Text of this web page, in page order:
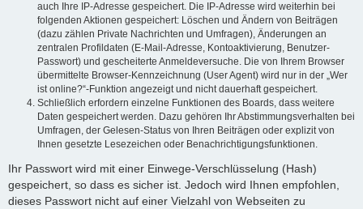
auch Ihre IP-Adresse gespeichert. Die IP-Adresse wird weiterhin bei
folgenden Aktionen gespeichert: Löschen und Ändern von Beiträgen
(dazu zählen Private Nachrichten und Umfragen), Änderungen an
zentralen Profildaten (E-Mail-Adresse, Kontoaktivierung, Benutzer-
Passwort) und gescheiterte Anmeldeversuche. Die von Ihrem Browser
übermittelte Browser-Kennzeichnung (User Agent) wird nur in der „Wer
ist online?“-Funktion angezeigt und nicht dauerhaft gespeichert.
Schließlich erfordern einzelne Funktionen des Boards, dass weitere
Daten gespeichert werden. Dazu gehören Ihr Abstimmungsverhalten bei
Umfragen, der Gelesen-Status von Ihren Beiträgen oder explizit von
Ihnen gesetzte Lesezeichen oder Benachrichtigungsfunktionen.
Ihr Passwort wird mit einer Einwege-Verschlüsselung (Hash)
gespeichert, so dass es sicher ist. Jedoch wird Ihnen empfohlen,
dieses Passwort nicht auf einer Vielzahl von Webseiten zu